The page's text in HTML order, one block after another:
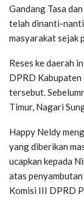
Gandang Tasa
telah dinanti-nanti
masyarakat sejak
Reses ke daerah
DPRD
tersebut.
Timur, Nagari
Happy Neldy
yang diberikan
ucapkan kepada
atas penyambutan
Komisi III DPRD